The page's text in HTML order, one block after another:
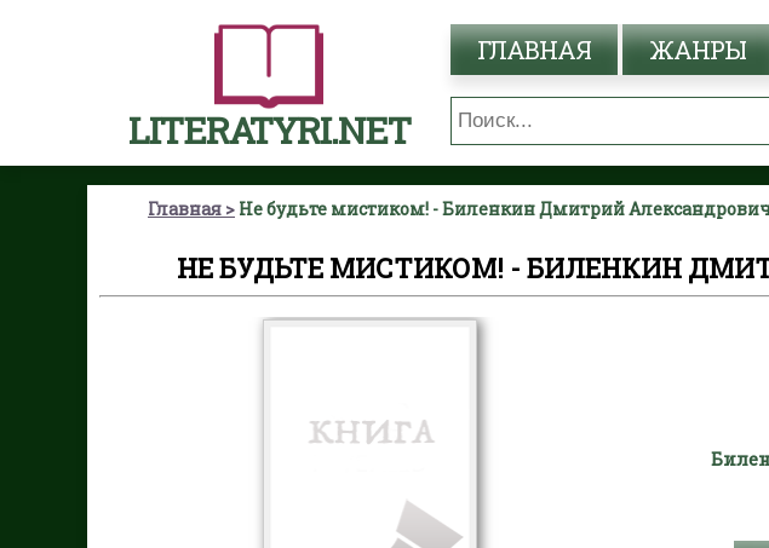
LITERATYRI.NET
ГЛАВНАЯ ЖАНРЫ
Главная Не будьте мистиком! - Биленкин Дмитрий
НЕ БУДЬТЕ МИСТИКОМ! - БИЛЕНКИН